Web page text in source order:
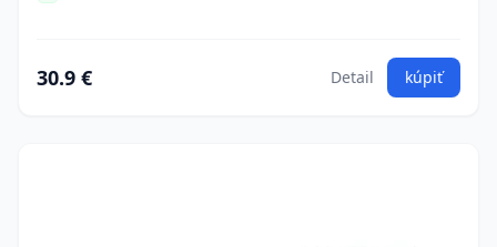
30.9 € Detail kúpiť